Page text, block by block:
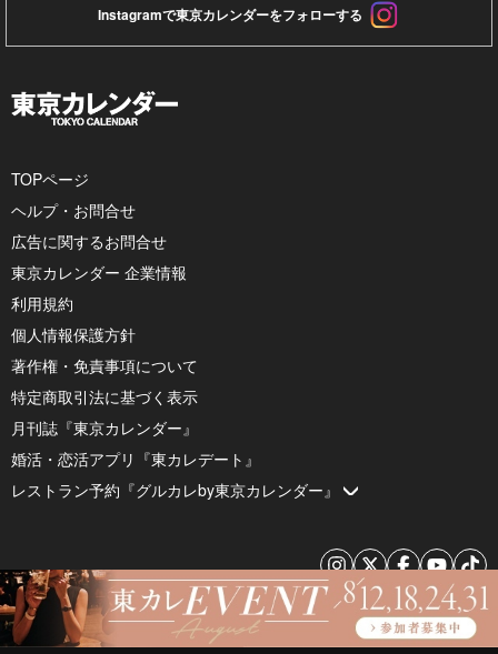
Instagramで東京カレンダーをフォローする
TOPページ
ヘルプ・お問合せ
広告に関するお問合せ
東京カレンダー 企業情報
利用規約
個人情報保護方針
著作権・免責事項について
特定商取引法に基づく表示
月刊誌『東京カレンダー』
婚活・恋活アプリ『東カレデート』
レストラン予約『グルカレby東京カレンダー』
© 2026 by Tokyo Calendar, Inc.